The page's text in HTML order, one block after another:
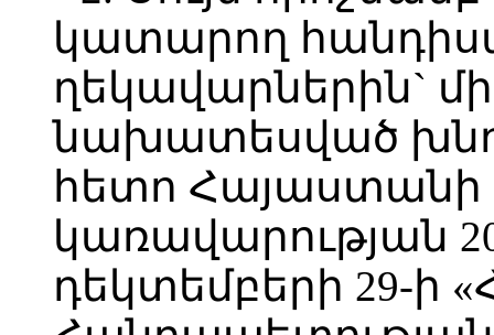
կատարող
ղեկավարներին`
նախատեսված
հետո
կառավարության
դեկտեմբերի 29-ի